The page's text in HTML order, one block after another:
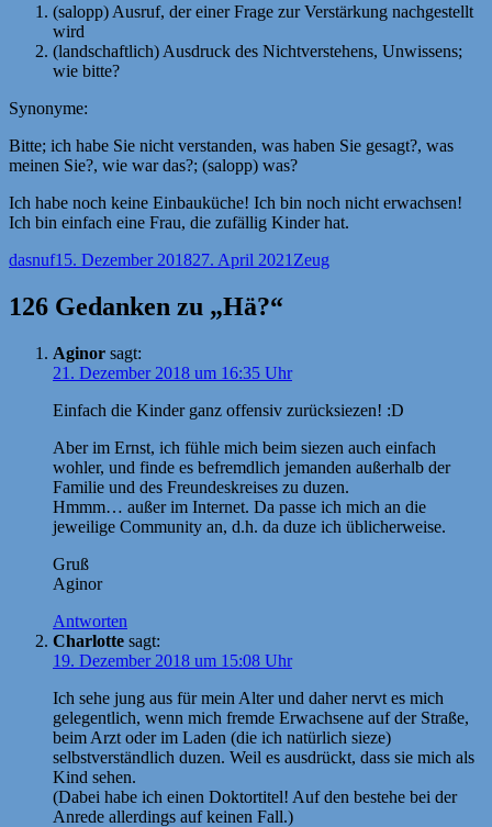
(salopp) Ausruf, der einer Frage zur Verstärkung nachgestellt
wird
(landschaftlich) Ausdruck des Nichtverstehens, Unwissens;
wie bitte?
Synonyme:
Bitte; ich habe Sie nicht verstanden, was haben Sie gesagt?, was
meinen Sie?, wie war das?; (salopp) was?
Ich habe noch keine Einbauküche! Ich bin noch nicht erwachsen!
Ich bin einfach eine Frau, die zufällig Kinder hat.
Autor
dasnufVeröffentlicht
15. Dezember 201827. April 2021 Kategorien
Zeug
126 Gedanken zu „Hä?“
Aginor sagt:
21. Dezember 2018 um 16:35 Uhr
Einfach die Kinder ganz offensiv zurücksiezen! :D
Aber im Ernst, ich fühle mich beim siezen auch einfach
wohler, und finde es befremdlich jemanden außerhalb der
Familie und des Freundeskreises zu duzen.
Hmmm… außer im Internet. Da passe ich mich an die
jeweilige Community an, d.h. da duze ich üblicherweise.
Gruß
Aginor
Antworten
Charlotte sagt:
19. Dezember 2018 um 15:08 Uhr
Ich sehe jung aus für mein Alter und daher nervt es mich
gelegentlich, wenn mich fremde Erwachsene auf der Straße,
beim Arzt oder im Laden (die ich natürlich sieze)
selbstverständlich duzen. Weil es ausdrückt, dass sie mich als
Kind sehen.
(Dabei habe ich einen Doktortitel! Auf den bestehe bei der
Anrede allerdings auf keinen Fall.)